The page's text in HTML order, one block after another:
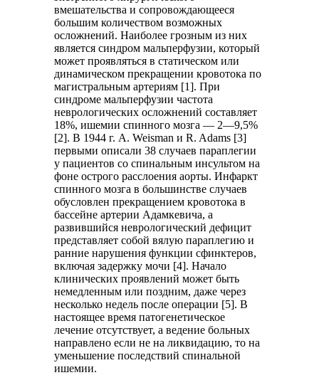
вмешательства и сопровождающееся
большим количеством возможных
осложнений. Наиболее грозным из них
является синдром мальперфузии, который
может проявляться в статическом или
динамическом прекращении кровотока по
магистральным артериям [1]. При
синдроме мальперфузии частота
неврологических осложнений составляет
18%, ишемии спинного мозга — 2—9,5%
[2]. В 1944 г. A. Weisman и R. Adams [3]
первыми описали 38 случаев параплегии
у пациентов со спинальным инсультом на
фоне острого расслоения аорты. Инфаркт
спинного мозга в большинстве случаев
обусловлен прекращением кровотока в
бассейне артерии Адамкевича, а
развившийся неврологический дефицит
представляет собой вялую параплегию и
ранние нарушения функции сфинктеров,
включая задержку мочи [4]. Начало
клинических проявлений может быть
немедленным или поздним, даже через
несколько недель после операции [5]. В
настоящее время патогенетическое
лечение отсутствует, а ведение больных
направлено если не на ликвидацию, то на
уменьшение последствий спинальной
ишемии.